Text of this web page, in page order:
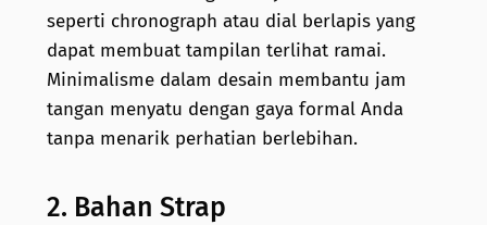
seperti chronograph atau dial berlapis yang
dapat membuat tampilan terlihat ramai.
Minimalisme dalam desain membantu jam
tangan menyatu dengan gaya formal Anda
tanpa menarik perhatian berlebihan.
2. Bahan Strap